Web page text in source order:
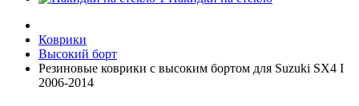
Коврики
Высокий борт
Резиновые коврики с высоким бортом для Suzuki SX4 I
2006-2014